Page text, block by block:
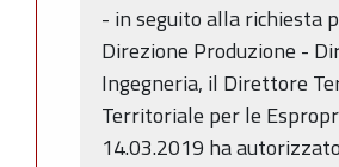
- in seguito alla richiesta
Direzione Produzione -
Ingegneria, il Direttore
Territoriale per le
14.03.2019 ha